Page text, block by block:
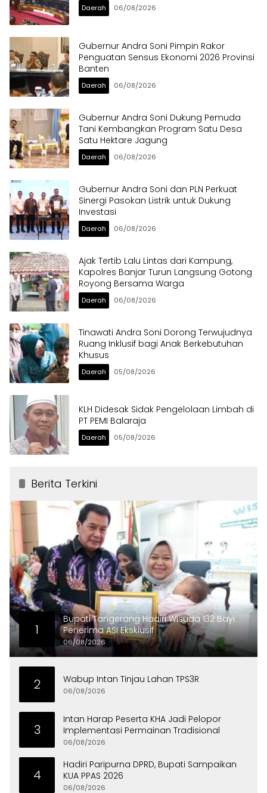
Daerah 06/08/2026
Gubernur Andra Soni Pimpin Rakor
Penguatan Sensus Ekonomi 2026 Provinsi
Banten
Daerah 06/08/2026
Gubernur Andra Soni Dukung Pemuda
Tani Kembangkan Program Satu Desa
Satu Hektare Jagung
Daerah 06/08/2026
Gubernur Andra Soni dan PLN Perkuat
Sinergi Pasokan Listrik untuk Dukung
Investasi
Daerah 06/08/2026
Ajak Tertib Lalu Lintas dari Kampung,
Kapolres Banjar Turun Langsung Gotong
Royong Bersama Warga
Daerah 06/08/2026
Tinawati Andra Soni Dorong Terwujudnya
Ruang Inklusif bagi Anak Berkebutuhan
Khusus
Daerah 05/08/2026
KLH Didesak Sidak Pengelolaan Limbah di
PT PEMI Balaraja
Daerah 05/08/2026
Berita Terkini
1
Bupati Tangerang Hadiri Wisuda 132 Bayi
Penerima ASI Eksklusif
06/08/2026
2 Wabup Intan Tinjau Lahan TPS3R
06/08/2026
3
Intan Harap Peserta KHA Jadi Pelopor
Implementasi Permainan Tradisional
06/08/2026
4
Hadiri Paripurna DPRD, Bupati Sampaikan
KUA PPAS 2026
06/08/2026